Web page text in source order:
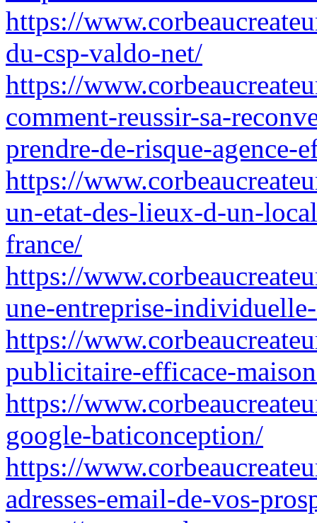
https://
du-csp-valdo-net/
https://
comment-reussir-sa-
prendre-de-risque-agence-
https://
un-etat-des-lieux-d-un-
france/
https://
une-entreprise-
https://
publicitaire-efficace-
https://
google-baticonception/
https://
adresses-email-de-vos-